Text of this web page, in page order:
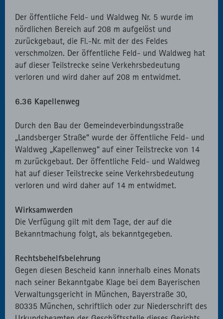
Der öffentliche Feld- und Waldweg Nr. 5 wurde im
nördlichen Bereich auf 208 m aufgelöst und
zurückgebaut, die Fl.-Nr. mit der des Feldes
verschmolzen. Der öffentliche Feld- und Waldweg hat
auf dieser Teilstrecke seine Verkehrsbedeutung
verloren und wird daher auf 208 m entwidmet.
6.36 Kapellenweg
Durch den Bau der Gemeindeverbindungsstraße
„Landsberger Straße“ wurde der öffentliche Feld- und
Waldweg „Kapellenweg“ auf einer Teilstrecke von 14
m zurückgebaut. Der öffentliche Feld- und Waldweg
hat auf dieser Teilstrecke seine Verkehrsbedeutung
verloren und wird daher auf 14 m entwidmet.
Wirksamwerden
Die Verfügung gilt mit dem Tage, der auf die
Bekanntmachung folgt, als bekanntgegeben.
Rechtsbehelfsbelehrung
Gegen diesen Bescheid kann innerhalb eines Monats
nach seiner Bekanntgabe Klage bei dem Bayerischen
Verwaltungsgericht in München, Bayerstraße 30,
80335 München, schriftlich oder zur Niederschrift des